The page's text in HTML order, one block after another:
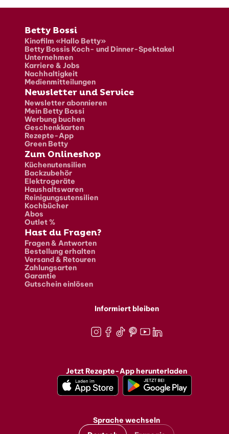
Fusszeile
Betty Bossi
Kinofilm «Hallo Betty»
Betty Bossis Koch- und Dinner-Spektakel
Unternehmen
Karriere & Jobs
Nachhaltigkeit
Medienmitteilungen
Newsletter und Service
Newsletter abonnieren
Mein Betty Bossi
Werbung buchen
Geschenkkarten
Rezepte-App
Green Betty
Zum Onlineshop
Küchenutensilien
Backzubehör
Elektrogeräte
Haushaltswaren
Reinigungsutensilien
Kochbücher
Abos
Outlet %
Hast du Fragen?
Fragen & Antworten
Bestellung erhalten
Versand & Retouren
Zahlungsarten
Garantie
Gutschein einlösen
Informiert bleiben
Jetzt Rezepte-App herunterladen
Sprache wechseln